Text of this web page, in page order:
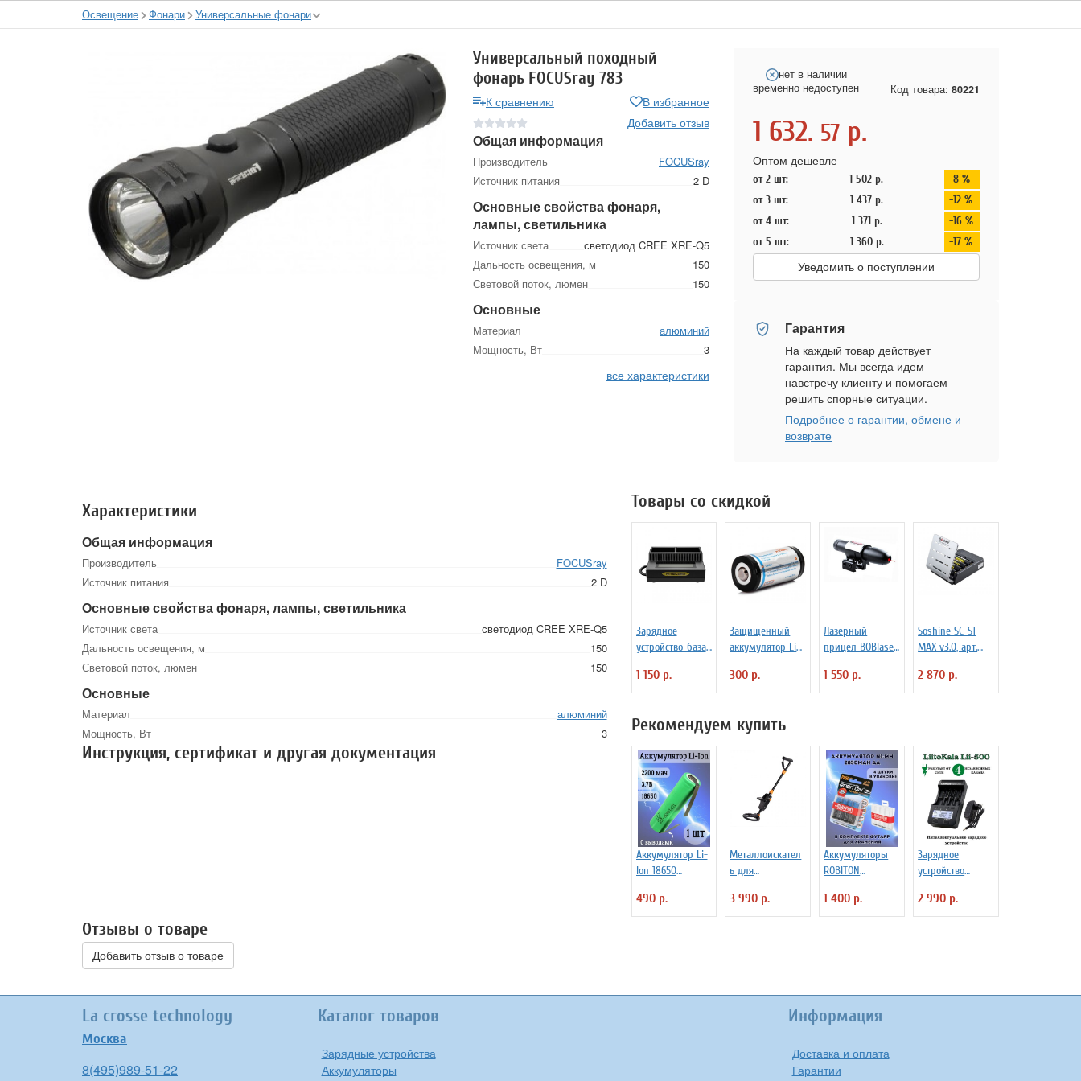
Освещение Фонари Универсальные фонари
Универсальный походный
фонарь FOCUSray 783
К сравнению
В избранное
Добавить отзыв
Общая информация
Производитель
FOCUSray
Источник питания
2 D
Основные свойства фонаря,
лампы, светильника
Источник света
светодиод CREE XRE-Q5
Дальность освещения, м
150
Световой поток, люмен
150
Основные
Материал
алюминий
Мощность, Вт
3
все характеристики
нет в наличии
временно недоступен
Код товара: 80221
1 632. 57 р.
Оптом дешевле
от 2 шт: 1 502 р.
-8 %
от 3 шт:
1 437 р.
-12 %
от 4 шт:
1 371 р.
-16 %
от 5 шт:
1 360 р. -17 %
Уведомить о поступлении
Гарантия
На каждый товар действует
гарантия. Мы всегда идем
навстречу клиенту и помогаем
решить спорные ситуации.
Подробнее о гарантии, обмене и
возврате
Характеристики
Общая информация
Производитель
FOCUSray
Источник питания
2 D
Основные свойства фонаря, лампы, светильника
Источник света
светодиод CREE XRE-Q5
Дальность освещения, м
150
Световой поток, люмен
150
Основные
Материал
алюминий
Мощность, Вт
3
Инструкция, сертификат и другая документация
Товары со скидкой
Зарядное
устройство-база
для GoPro Hero
3/3+
1 150 р.
Защищенный
аккумулятор Li-
600 mAh
300 р.
Лазерный
прицел BOBlaser
1 550 р.
Soshine SC-S1
MAX v3.0, арт.
2 870 р.
Рекомендуем купить
Аккумулятор Li-
Ion 18650
выводами,
незащищенный
490 р.
Металлоискател
ь для
Tianxun MD-
1008A
3 990 р.
Аккумуляторы
ROBITON
4/box, 4 шт
1 400 р.
Зарядное
устройство
2 990 р.
Отзывы о товаре
Добавить отзыв о товаре
La crosse technology
Москва
8(495)989-51-22
Каталог товаров
Зарядные устройства
Аккумуляторы
Информация
Доставка и оплата
Гарантии